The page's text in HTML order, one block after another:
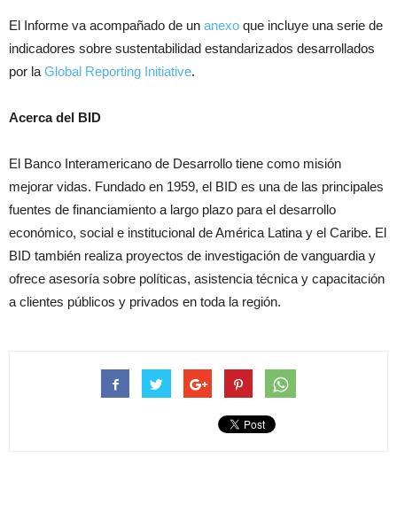
El Informe va acompañado de un anexo que incluye una serie de
indicadores sobre sustentabilidad estandarizados desarrollados
por la Global Reporting Initiative.
Acerca del BID
El Banco Interamericano de Desarrollo tiene como misión
mejorar vidas. Fundado en 1959, el BID es una de las principales
fuentes de financiamiento a largo plazo para el desarrollo
económico, social e institucional de América Latina y el Caribe. El
BID también realiza proyectos de investigación de vanguardia y
ofrece asesoría sobre políticas, asistencia técnica y capacitación
a clientes públicos y privados en toda la región.